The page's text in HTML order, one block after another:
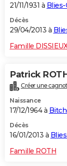
21/11/1931 à
Décès
29/04/2013 à
Famille DISSIEUX
Patrick
Créer une
Naissance
17/12/1964 à
Décès
16/01/2013 à
Famille ROTH